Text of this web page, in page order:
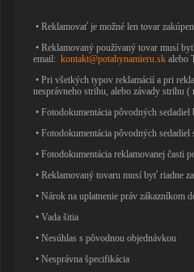
• Reklamovať je možné len tovar
• Reklamovaný používaný tovar musí
email: kontakt@potahynamieru.sk alebo
• Pri všetkých typov reklamácií a pri
nesprávneho strihu, alebo závady strihu
• Fotodokumentácia pôvodných sedadiel
• Fotodokumentácia pôvodných
• Fotodokumentácia reklamovanej časti
• Reklamovaný tovaru musí byť riadne
• Nárok na uplatnenie práv zákazníkom
• Vada šitia
• Nesúhlas s pôvodnou objednávkou
• Nesprávna špecifikácia